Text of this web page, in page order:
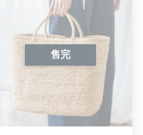
售完